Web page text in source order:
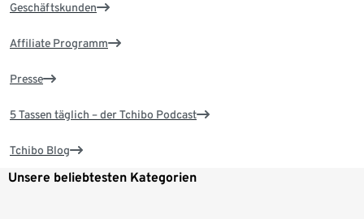
Geschäftskunden
Affiliate Programm
Presse
5 Tassen täglich – der Tchibo Podcast
Tchibo Blog
Unsere beliebtesten Kategorien